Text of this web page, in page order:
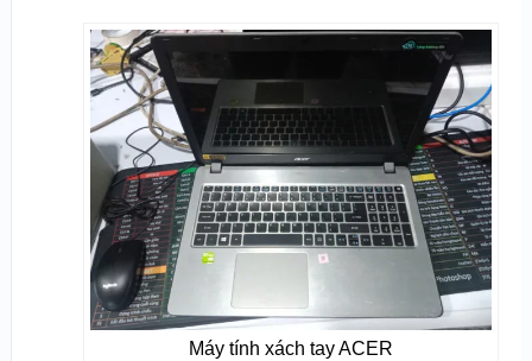
Máy tính xách tay ACER